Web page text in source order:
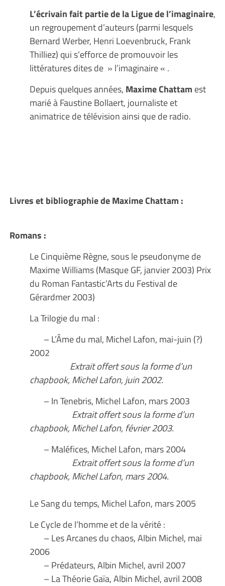
L’écrivain fait partie de la Ligue de l’imaginaire,
un regroupement d’auteurs (parmi lesquels
Bernard Werber, Henri Loevenbruck, Frank
Thilliez) qui s’efforce de promouvoir les
littératures dites de » l’imaginaire « .
Depuis quelques années, Maxime Chattam est
marié à Faustine Bollaert, journaliste et
animatrice de télévision ainsi que de radio.
Livres et bibliographie de Maxime Chattam :
Romans :
Le Cinquième Règne, sous le pseudonyme de
Maxime Williams (Masque GF, janvier 2003) Prix
du Roman Fantastic’Arts du Festival de
Gérardmer 2003)
La Trilogie du mal :
– L’Âme du mal, Michel Lafon, mai-juin (?)
2002
Extrait offert sous la forme d’un
chapbook, Michel Lafon, juin 2002.
– In Tenebris, Michel Lafon, mars 2003
Extrait offert sous la forme d’un
chapbook, Michel Lafon, février 2003.
– Maléfices, Michel Lafon, mars 2004
Extrait offert sous la forme d’un
chapbook, Michel Lafon, mars 2004.
Le Sang du temps, Michel Lafon, mars 2005
Le Cycle de l’homme et de la vérité :
– Les Arcanes du chaos, Albin Michel, mai
2006
– Prédateurs, Albin Michel, avril 2007
– La Théorie Gaïa, Albin Michel, avril 2008